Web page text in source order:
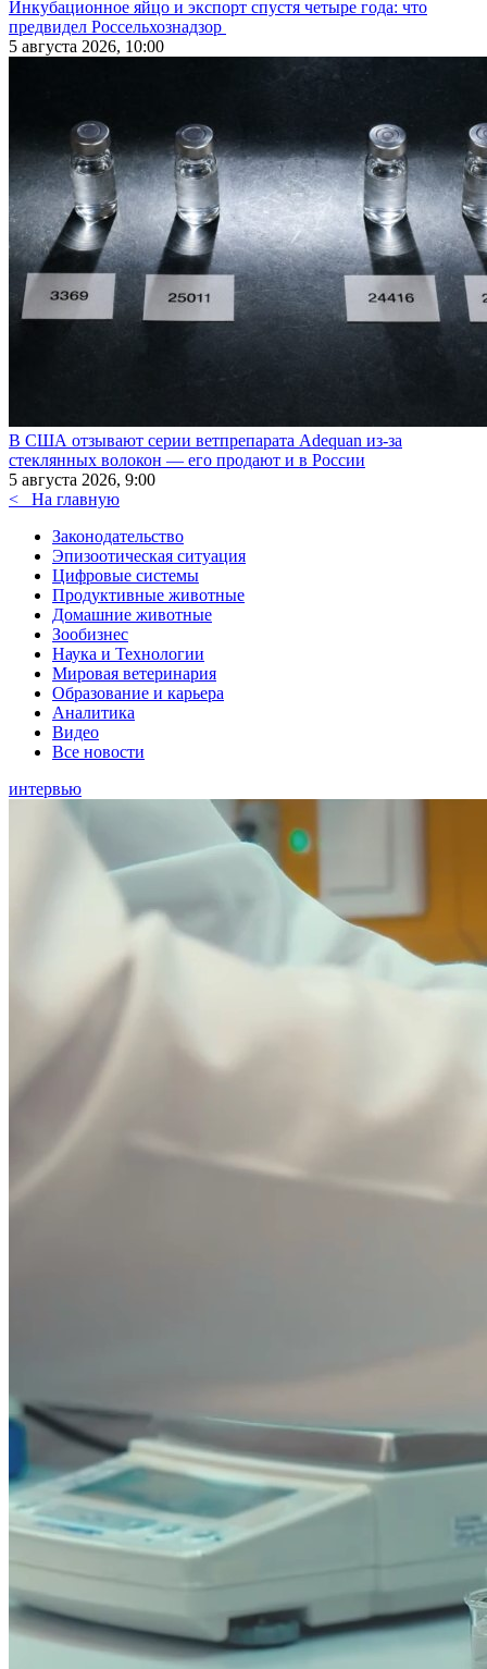
Инкубационное яйцо и экспорт спустя четыре года: что
предвидел Россельхознадзор
5 августа 2026, 10:00
В США отзывают серии ветпрепарата Adequan из-за
стеклянных волокон — его продают и в России
5 августа 2026, 9:00
<
На главную
Законодательство
Эпизоотическая ситуация
Цифровые системы
Продуктивные животные
Домашние животные
Зообизнес
Наука и Технологии
Мировая ветеринария
Образование и карьера
Аналитика
Видео
Все новости
интервью